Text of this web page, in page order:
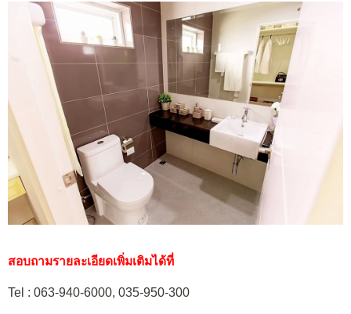
สอบถามรายละเอียดเพิ่มเติมได้ที่
Tel : 063-940-6000, 035-950-300